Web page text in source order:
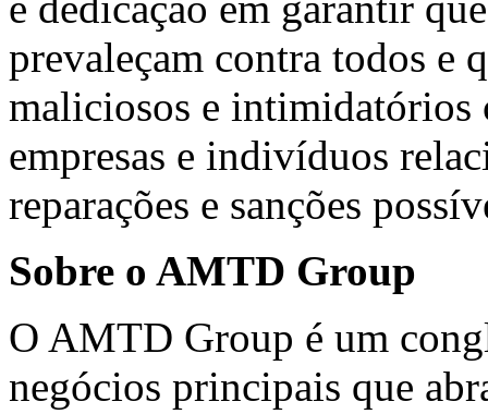
prevaleçam contra todos e
maliciosos e intimidatórios
empresas e indivíduos
reparações e sanções
Sobre o AMTD Group
O AMTD Group é um
negócios principais que